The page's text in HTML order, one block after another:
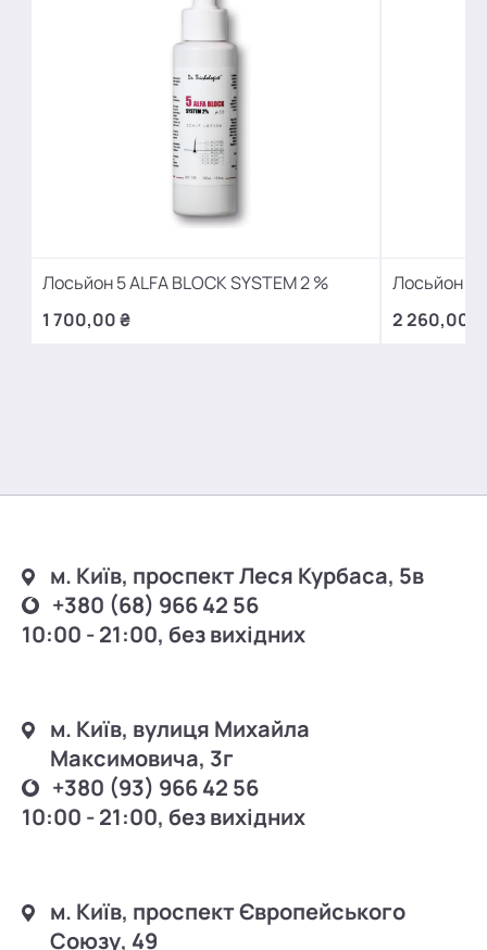
Лосьйон 5 ALFA BLOCK SYSTEM 2 %
1 700,00 ₴
Лосьйон 5
2 260,00 ₴
м. Київ, проспект Леся Курбаса, 5в
+380 (68) 966 42 56
10:00 - 21:00, без вихідних
м. Київ, вулиця Михайла
Максимовича, 3г
+380 (93) 966 42 56
10:00 - 21:00, без вихідних
м. Київ, проспект Європейського
Союзу, 49